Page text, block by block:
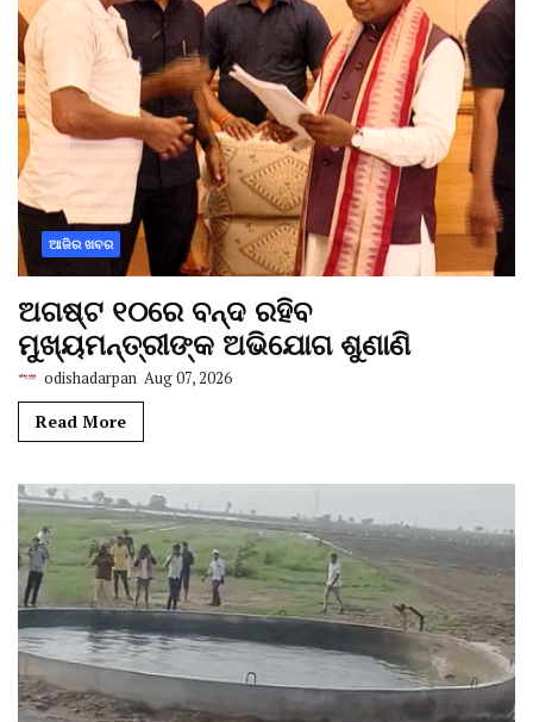
ଆଜିର ଖବର
ଅଗଷ୍ଟ ୧୦ରେ ବନ୍ଦ ରହିବ
ମୁଖ୍ୟମନ୍ତ୍ରୀଙ୍କ ଅଭିଯୋଗ ଶୁଣାଣି
odishadarpan Aug 07, 2026
Read More